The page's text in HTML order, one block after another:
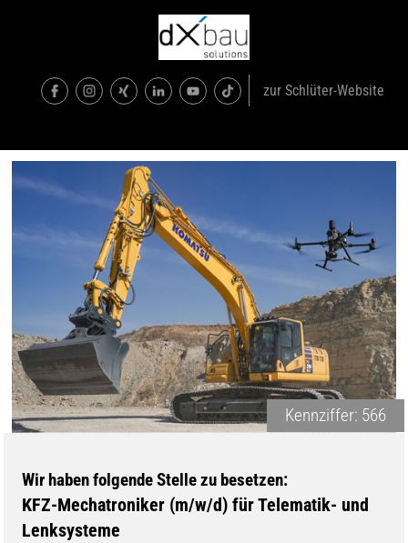
zur Schlüter-Website
Kennziffer: 566
Wir haben folgende Stelle zu besetzen:
KFZ-Mechatroniker (m/w/d) für Telematik- und
Lenksysteme